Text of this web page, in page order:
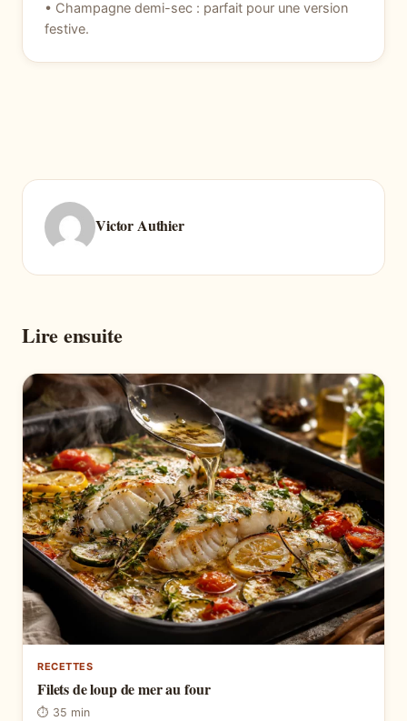
• Champagne demi-sec : parfait pour une version
festive.
Victor Authier
Lire ensuite
RECETTES
Filets de loup de mer au four
⏱ 35 min